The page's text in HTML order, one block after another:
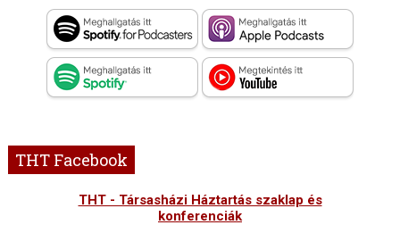
THT Facebook
THT - Társasházi Háztartás szaklap és
konferenciák